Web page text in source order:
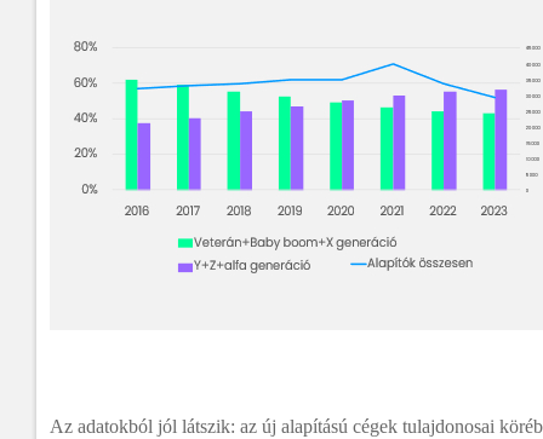
Az adatokból jól látszik: az új alapítású cégek tulajdonosai